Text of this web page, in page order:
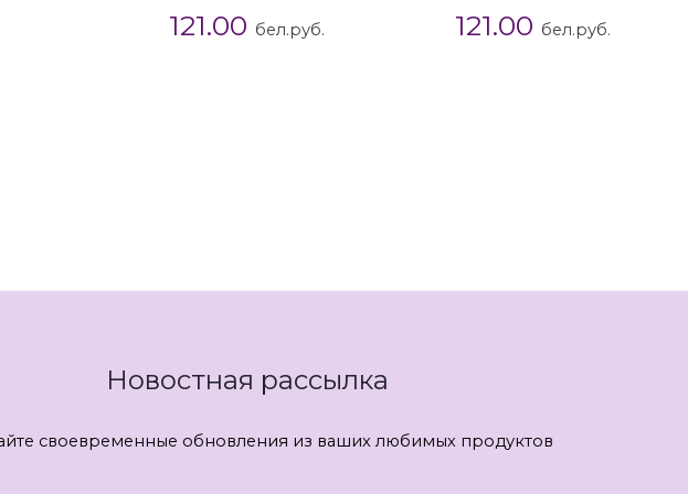
121.00 бел.руб. 121.00 бел.руб.
Новостная рассылка
своевременные обновления из ваших любимых продуктов